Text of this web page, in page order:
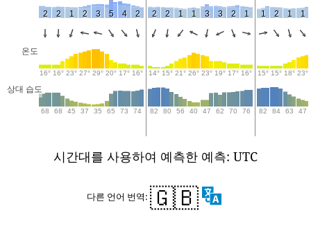
2 2 1 2 3 5 4 2 2 2 1 1 3 3 2 1 1 2 1 1
온도
16° 16° 23° 27° 29° 20° 17° 16° 14° 15° 21° 26° 23° 19° 17° 16° 15° 15° 18° 23°
상대 습도
68 68 45 37 35 65 73 74 82 80 56 40 47 62 70 76 82 84 63 47
시간대를 사용하여 예측한 예측: UTC
다른 언어 번역: 🇬🇧